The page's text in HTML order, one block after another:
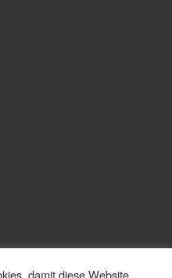
damit diese Website